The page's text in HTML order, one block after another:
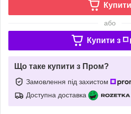
Купити
або
Купити з
Що таке купити з Пром?
Замовлення під захистом
Доступна доставка